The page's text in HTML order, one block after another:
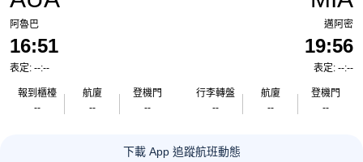
阿魯巴
16:51
表定: --:--
報到櫃檯
--
航廈
--
登機門
--
邁阿密
19:56
表定: --:--
行李轉盤
--
航廈
--
登機門
--
下載 App 追蹤航班動態